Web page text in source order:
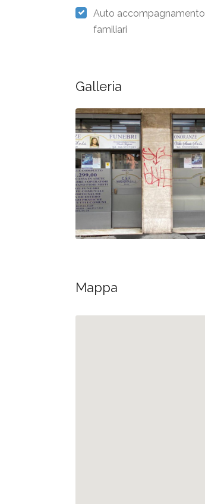
Auto accompagnamento
familiari
Galleria
Mappa